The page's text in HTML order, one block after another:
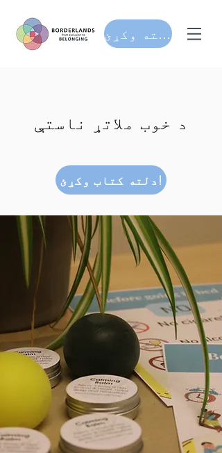
مرسته وکړئ
د خوب ملاتړ ناستې
دلته کتاب وکړئ!